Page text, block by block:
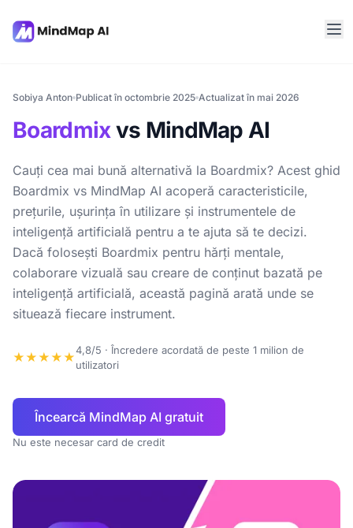
Sobiya Anton Publicat în octombrie 2025 Actualizat în mai 2026
Boardmixvs MindMap AI
Cauți cea mai bună alternativă la Boardmix? Acest ghid
Boardmix vs MindMap AI acoperă caracteristicile,
prețurile, ușurința în utilizare și instrumentele de
inteligență artificială pentru a te ajuta să te decizi.
Dacă folosești Boardmix pentru hărți mentale,
colaborare vizuală sau creare de conținut bazată pe
inteligență artificială, această pagină arată unde se
situează fiecare instrument.
★★★★★4,8/5 · Încredere acordată de peste 1 milion de
utilizatori
Încearcă MindMap AI gratuit
Nu este necesar card de credit